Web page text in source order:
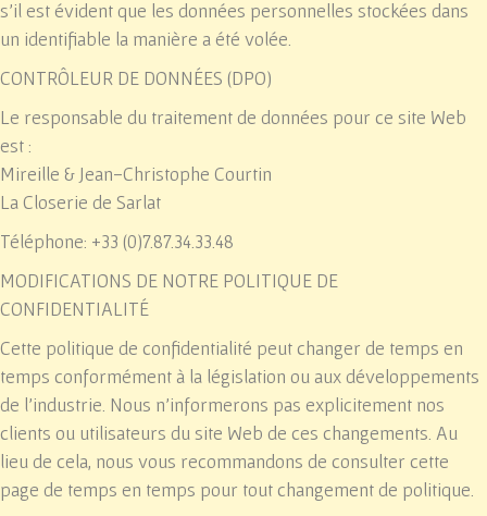
s'il est évident que les données personnelles stockées dans
un identifiable la manière a été volée.
CONTRÔLEUR DE DONNÉES (DPO)
Le responsable du traitement de données pour ce site Web
est :
Mireille & Jean-Christophe Courtin
La Closerie de Sarlat
Téléphone: +33 (0)7.87.34.33.48
MODIFICATIONS DE NOTRE POLITIQUE DE
CONFIDENTIALITÉ
Cette politique de confidentialité peut changer de temps en
temps conformément à la législation ou aux développements
de l'industrie. Nous n'informerons pas explicitement nos
clients ou utilisateurs du site Web de ces changements. Au
lieu de cela, nous vous recommandons de consulter cette
page de temps en temps pour tout changement de politique.